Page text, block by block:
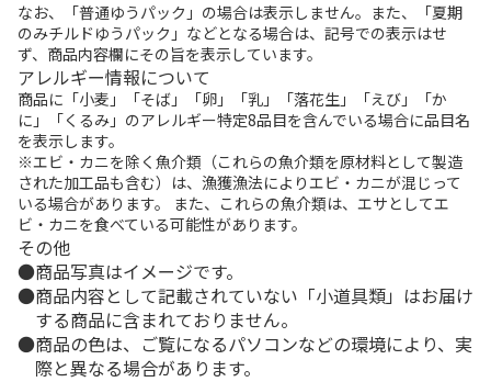
なお、「普通ゆうパック」の場合は表示しません。また、「夏期
のみチルドゆうパック」などとなる場合は、記号での表示はせ
ず、商品内容欄にその旨を表示しています。
アレルギー情報について
商品に「小麦」「そば」「卵」「乳」「落花生」「えび」「か
に」「くるみ」のアレルギー特定8品目を含んでいる場合に品目名
を表示します。
※エビ・カニを除く魚介類（これらの魚介類を原材料として製造
された加工品も含む）は、漁獲漁法によりエビ・カニが混じって
いる場合があります。 また、これらの魚介類は、エサとしてエ
ビ・カニを食べている可能性があります。
その他
商品写真はイメージです。
商品内容として記載されていない「小道具類」はお届け
する商品に含まれておりません。
商品の色は、ご覧になるパソコンなどの環境により、実
際と異なる場合があります。